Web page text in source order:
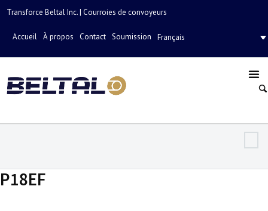
Transforce Beltal Inc. | Courroies de convoyeurs
Accueil À propos Contact Soumission Français
P18EF